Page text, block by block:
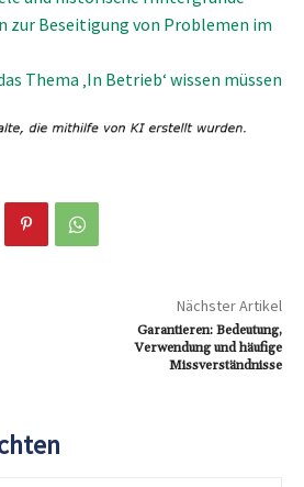
zur Beseitigung von Problemen im
Thema ‚In Betrieb‘ wissen müssen
Nächster Artikel
Garantieren: Bedeutung,
Verwendung und häufige
Missverständnisse